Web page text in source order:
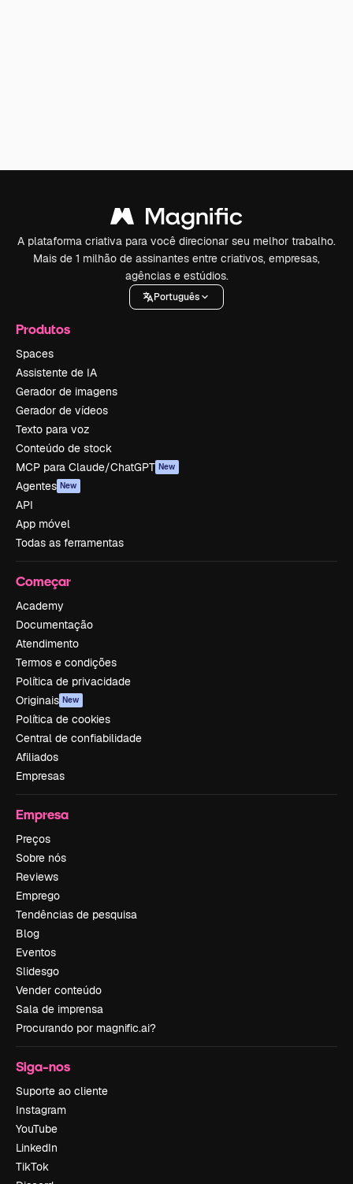
A plataforma criativa para você direcionar seu melhor trabalho.
Mais de 1 milhão de assinantes entre criativos, empresas,
agências e estúdios.
Português
Produtos
Spaces
Assistente de IA
Gerador de imagens
Gerador de vídeos
Texto para voz
Conteúdo de stock
MCP para Claude/ChatGPT New
Agentes New
API
App móvel
Todas as ferramentas
Começar
Academy
Documentação
Atendimento
Termos e condições
Política de privacidade
Originais New
Política de cookies
Central de confiabilidade
Afiliados
Empresas
Empresa
Preços
Sobre nós
Reviews
Emprego
Tendências de pesquisa
Blog
Eventos
Slidesgo
Vender conteúdo
Sala de imprensa
Procurando por magnific.ai?
Siga-nos
Suporte ao cliente
Instagram
YouTube
LinkedIn
TikTok